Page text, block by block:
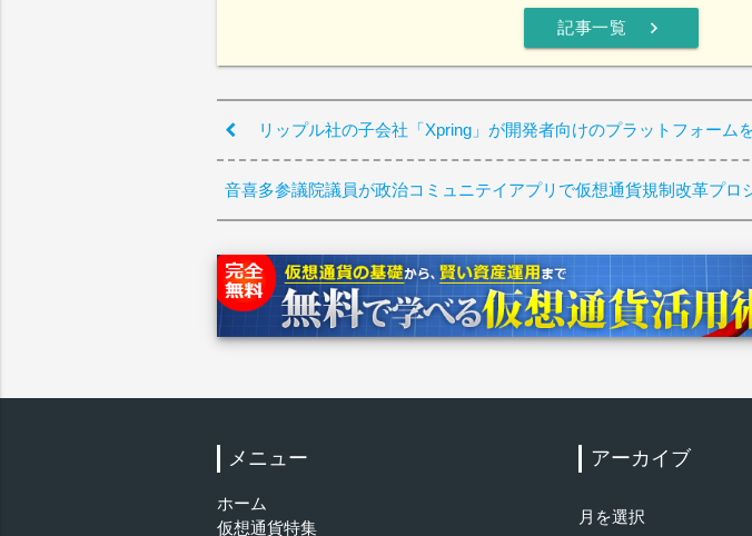
記事一覧 chevron_right
リップル社の子会社「Xpring」が開発者向けのプラットフォーム
音喜多参議院議員が政治コミュニテイアプリで仮想通貨規制改革プロ
メニュー
ホーム
仮想通貨特集
アーカイブ
ー